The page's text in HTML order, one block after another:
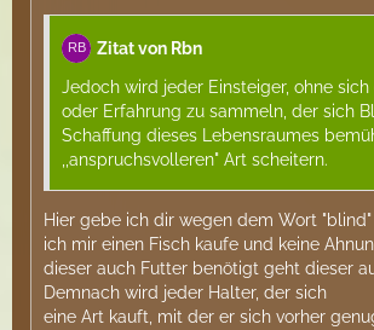
Zitat von Rbn
Jedoch wird jeder Einsteiger, ohne sich
oder Erfahrung zu sammeln, der sich
Schaffung dieses Lebensraumes
,,anspruchsvolleren" Art scheitern.
Hier gebe ich dir wegen dem Wort
ich mir einen Fisch kaufe und keine
dieser auch Futter benötigt geht dieser
Demnach wird jeder Halter, der sich
eine Art kauft, mit der er sich vorher